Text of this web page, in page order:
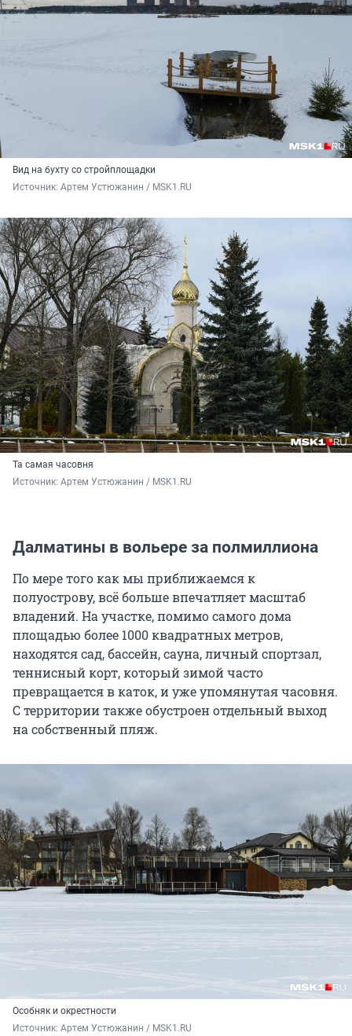
Вид на бухту со стройплощадки
Источник: Артем Устюжанин / MSK1.RU
Та самая часовня
Источник: Артем Устюжанин / MSK1.RU
Далматины в вольере за полмиллиона
По мере того как мы приближаемся к
полуострову, всё больше впечатляет масштаб
владений. На участке, помимо самого дома
площадью более 1000 квадратных метров,
находятся сад, бассейн, сауна, личный спортзал,
теннисный корт, который зимой часто
превращается в каток, и уже упомянутая часовня.
С территории также обустроен отдельный выход
на собственный пляж.
Особняк и окрестности
Источник: Артем Устюжанин / MSK1.RU